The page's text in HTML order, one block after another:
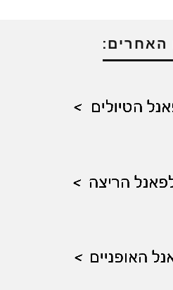
האחרים: